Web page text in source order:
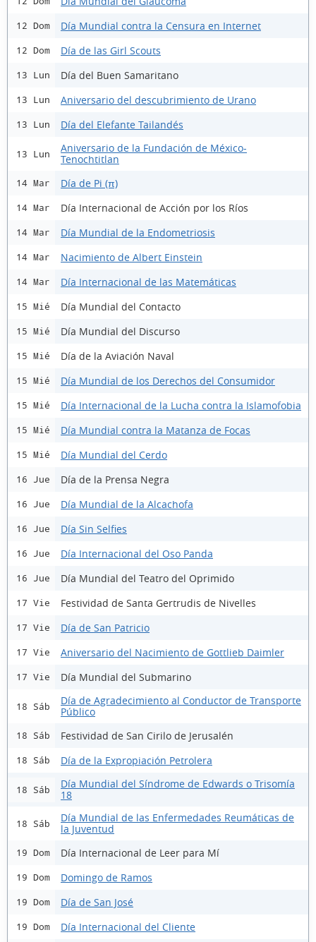
12 Dom Día Mundial contra la Censura en Internet
12 Dom Día de las Girl Scouts
13 Lun Día del Buen Samaritano
13 Lun Aniversario del descubrimiento de Urano
13 Lun Día del Elefante Tailandés
13 Lun
Aniversario de la Fundación de México-
Tenochtitlan
14 Mar Día de Pi (π)
14 Mar Día Internacional de Acción por los Ríos
14 Mar Día Mundial de la Endometriosis
14 Mar Nacimiento de Albert Einstein
14 Mar Día Internacional de las Matemáticas
15 Mié Día Mundial del Contacto
15 Mié Día Mundial del Discurso
15 Mié Día de la Aviación Naval
15 Mié Día Mundial de los Derechos del Consumidor
15 Mié Día Internacional de la Lucha contra la Islamofobia
15 Mié Día Mundial contra la Matanza de Focas
15 Mié Día Mundial del Cerdo
16 Jue Día de la Prensa Negra
16 Jue Día Mundial de la Alcachofa
16 Jue Día Sin Selfies
16 Jue Día Internacional del Oso Panda
16 Jue Día Mundial del Teatro del Oprimido
17 Vie Festividad de Santa Gertrudis de Nivelles
17 Vie Día de San Patricio
17 Vie Aniversario del Nacimiento de Gottlieb Daimler
17 Vie Día Mundial del Submarino
18 Sáb
Día de Agradecimiento al Conductor de Transporte
Público
18 Sáb Festividad de San Cirilo de Jerusalén
18 Sáb Día de la Expropiación Petrolera
18 Sáb
Día Mundial del Síndrome de Edwards o Trisomía
18
18 Sáb
Día Mundial de las Enfermedades Reumáticas de
la Juventud
19 Dom Día Internacional de Leer para Mí
19 Dom Domingo de Ramos
19 Dom Día de San José
19 Dom Día Internacional del Cliente